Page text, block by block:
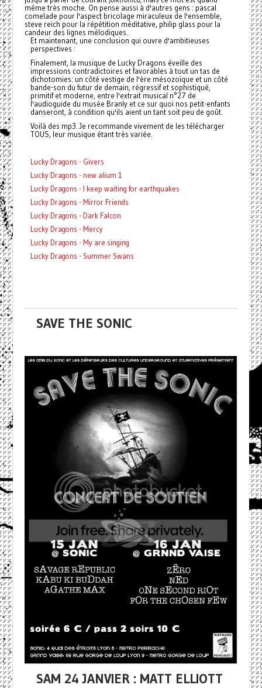
même très moche. On pense aussi à d'autres gens : pascal
comelade pour l'aspect bricolage miraculeux de l'ensemble,
steve reich pour la répétition méditative, philip glass pour la
candeur des lignes mélodiques.
Et maintenant, une conclusion qui ouvre d'ambitieuses
perspectives :
Finalement, la musique de Lucky Dragons éveille des
impressions contradictoires et favorables à tout un tas de
dichotomies: un côté vestige de l'ère mésozoïque et un côté
bande-son du futur de demain, régressif et sophistiqué,
primitif et moderne, entre l'extrait musical n°27 de
l'audioguide du musée Branly et ce sur quoi nos petit-enfants
danseront, à condition qu'ils aient un tant soit peu de goût.
Voilà des mp3. Je recommande vivement de les télécharger
TOUS, leur musique étant très variée.
Lucky Dragons - Givers
Lucky Dragons - new alium 1
Lucky Dragons - I keep waiting for earthquakes
Lucky Dragons - Mirror Friends
Lucky Dragons - Dark Falcon
Lucky Dragons - Mercy
Lucky Dragons - My are singing
Lucky Dragons - Summer Swans
SAVE THE SONIC
SAM 24 JANVIER : MATT ELLIOTT